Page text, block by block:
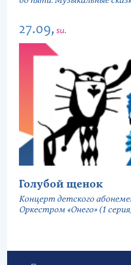
27.09, su.
Голубой щенок
Концерт детского
Оркестром «Онего» (1